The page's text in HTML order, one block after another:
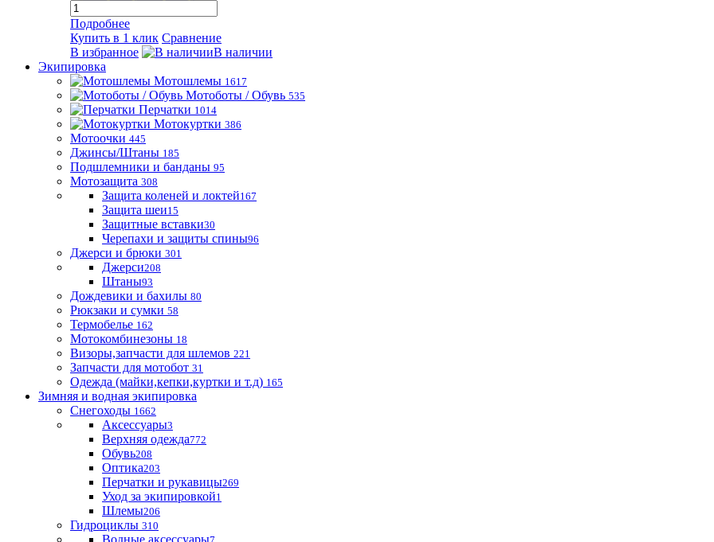
Подробнее
Купить в 1 клик Сравнение
В избранное
В наличии
Экипировка
Мотошлемы 1617
Мотоботы / Обувь 535
Перчатки 1014
Мотокуртки 386
Мотоочки 445
Джинсы/Штаны 185
Подшлемники и банданы 95
Мотозащита 308
Защита коленей и локтей167
Защита шеи15
Защитные вставки30
Черепахи и защиты спины96
Джерси и брюки 301
Джерси208
Штаны93
Дождевики и бахилы 80
Рюкзаки и сумки 58
Термобелье 162
Мотокомбинезоны 18
Визоры,запчасти для шлемов 221
Запчасти для мотобот 31
Одежда (майки,кепки,куртки и т.д) 165
Зимняя и водная экипировка
Снегоходы 1662
Аксессуары3
Верхняя одежда772
Обувь208
Оптика203
Перчатки и рукавицы269
Уход за экипировкой1
Шлемы206
Гидроциклы 310
Водные аксессуары